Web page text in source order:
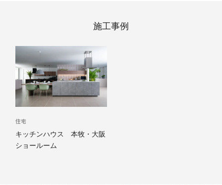
施工事例
住宅
キッチンハウス 本牧・大阪
ショールーム